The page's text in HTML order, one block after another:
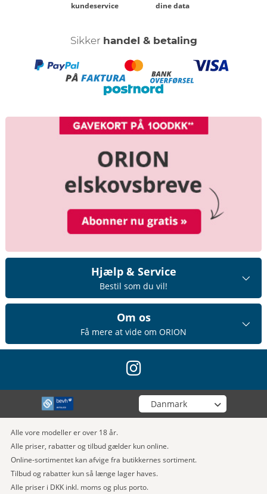
kundeservice
dine data
Sikker handel & betaling
Hjælp & Service
Bestil som du vil!
Om os
Få mere at vide om ORION
instagram
Vælg din butik
Alle vore modeller er over 18 år.
Alle priser, rabatter og tilbud gælder kun online.
Online-sortimentet kan afvige fra butikkernes sortiment.
Tilbud og rabatter kun så længe lager haves.
Alle priser i DKK inkl. moms og plus porto.